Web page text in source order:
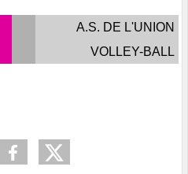
A.S. DE L'UNION
VOLLEY-BALL